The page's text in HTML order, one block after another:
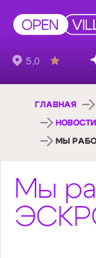
ГЛАВНАЯ
НОВОСТИ
МЫ
Мы